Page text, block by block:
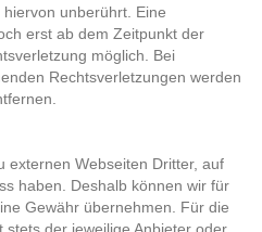
unberührt. Eine
erst ab dem Zeitpunkt der
möglich. Bei
Rechtsverletzungen werden
externen Webseiten Dritter, auf
haben. Deshalb können wir für
Gewähr übernehmen. Für die